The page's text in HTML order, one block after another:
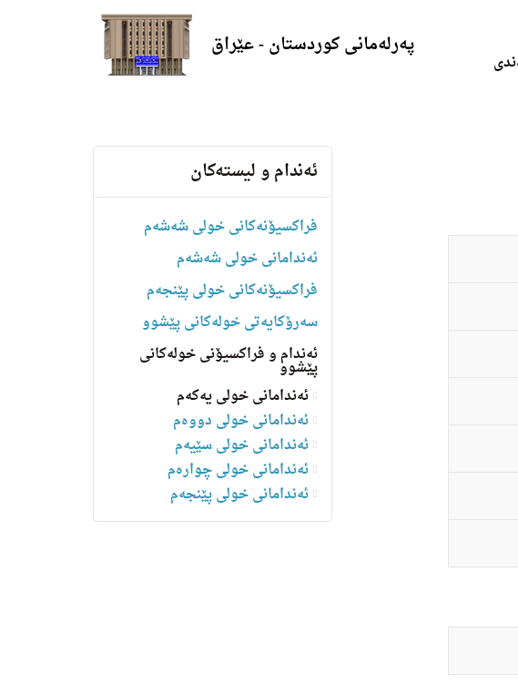
پەرلەمانی کوردستان - عێراق
ئه‌ندام و لیسته‌كان
فراکسیۆنەکانی خولی شەشەم
ئەندامانی خولی شەشەم
فراکسیۆنەکانی خولی پێنجەم
سه‌رۆكایه‌تی خولەکانی پێشوو
ئەندام و فراکسیۆنی خولەکانی
پێشوو
ئەندامانی خولی یەکەم
ئەندامانی خولی دووەم
ئەندامانی خولی سێیەم
ئەندامانی خولی چوارەم
ئه‌ندامانی خولی پێنجەم